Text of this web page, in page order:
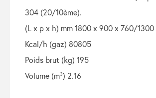
304 (20/10ème).
(l x p x h) mm 1800 x 900 x 760/1300
kcal/h (gaz) 80805
poids brut (kg) 195
volume (m³) 2.16